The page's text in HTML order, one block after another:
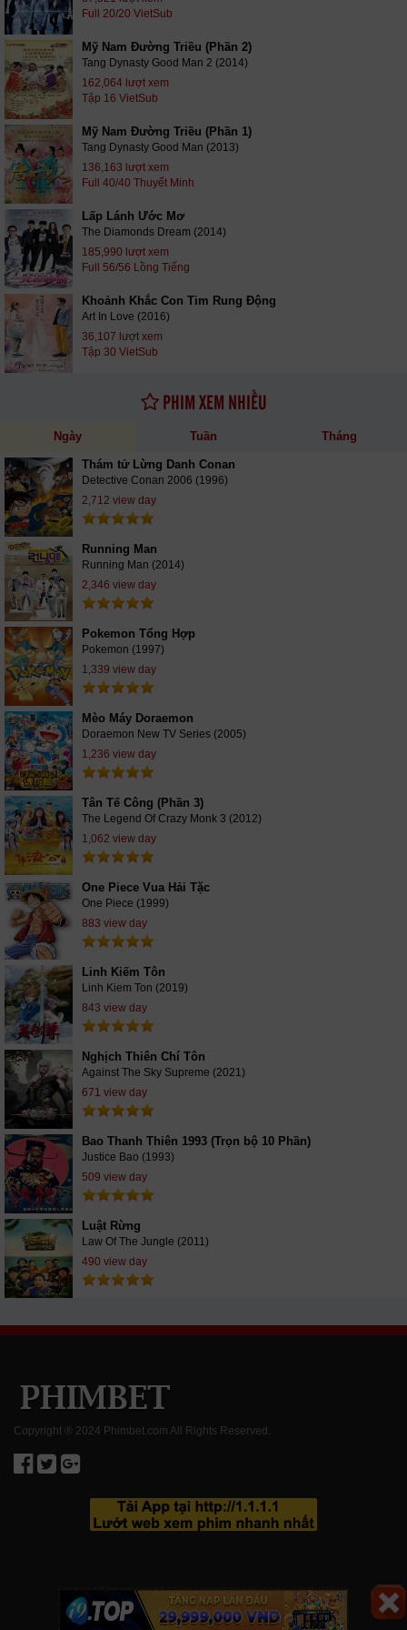
Full 20/20 VietSub
Mỹ Nam Đường Triều (Phần 2)
Tang Dynasty Good Man 2 (2014)
162,064 lượt xem
Tập 16 VietSub
Mỹ Nam Đường Triều (Phần 1)
Tang Dynasty Good Man (2013)
136,163 lượt xem
Full 40/40 Thuyết Minh
Lấp Lánh Ước Mơ
The Diamonds Dream (2014)
185,990 lượt xem
Full 56/56 Lồng Tiếng
Khoảnh Khắc Con Tim Rung Động
Art In Love (2016)
36,107 lượt xem
Tập 30 VietSub
PHIM XEM NHIỀU
Ngày Tuần Tháng
Thám tử Lừng Danh Conan
Detective Conan 2006 (1996)
2,712 view day
Running Man
Running Man (2014)
2,346 view day
Pokemon Tổng Hợp
Pokemon (1997)
1,339 view day
Mèo Máy Doraemon
Doraemon New TV Series (2005)
1,236 view day
Tân Tế Công (Phần 3)
The Legend Of Crazy Monk 3 (2012)
1,062 view day
One Piece Vua Hải Tặc
One Piece (1999)
883 view day
Linh Kiếm Tôn
Linh Kiem Ton (2019)
843 view day
Nghịch Thiên Chí Tôn
Against The Sky Supreme (2021)
671 view day
Bao Thanh Thiên 1993 (Trọn bộ 10 Phần)
Justice Bao (1993)
509 view day
Luật Rừng
Law Of The Jungle (2011)
490 view day
Copyright ® 2024 Phimbet.com All Rights Reserved.